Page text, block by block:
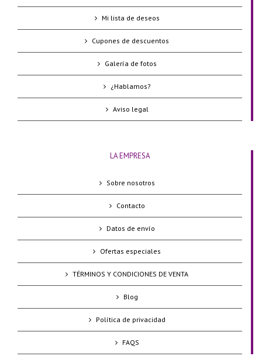
Mi lista de deseos
Cupones de descuentos
Galería de fotos
¿Hablamos?
Aviso legal
LA EMPRESA
Sobre nosotros
Contacto
Datos de envío
Ofertas especiales
TÉRMINOS Y CONDICIONES DE VENTA
Blog
Política de privacidad
FAQS